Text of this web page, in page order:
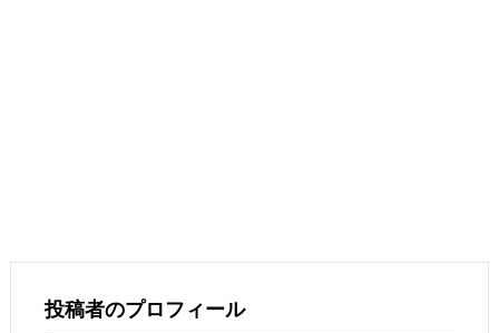
投稿者のプロフィール